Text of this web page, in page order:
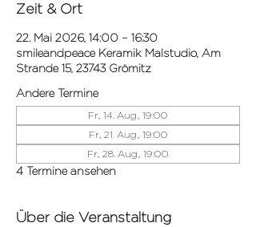
Zeit & Ort
22. Mai 2026, 14:00 – 16:30
smileandpeace Keramik Malstudio, Am
Strande 15, 23743 Grömitz
Andere Termine
Fr., 14. Aug., 19:00
Fr., 21. Aug., 19:00
Fr., 28. Aug., 19:00
4 Termine ansehen
Über die Veranstaltung